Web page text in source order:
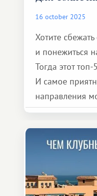
16 october 2025
Хотите
и понежиться
Тогда этот
И самое
направления
через систему
Interlux